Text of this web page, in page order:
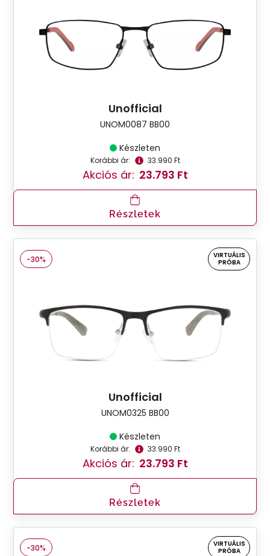
Unofficial
UNOM0087 BB00
Készleten
Korábbi ár: 33.990 Ft
Akciós ár: 23.793 Ft
Részletek
-30%
VIRTUÁLIS
PRÓBA
Unofficial
UNOM0325 BB00
Készleten
Korábbi ár: 33.990 Ft
Akciós ár: 23.793 Ft
Részletek
-30%
VIRTUÁLIS
PRÓBA